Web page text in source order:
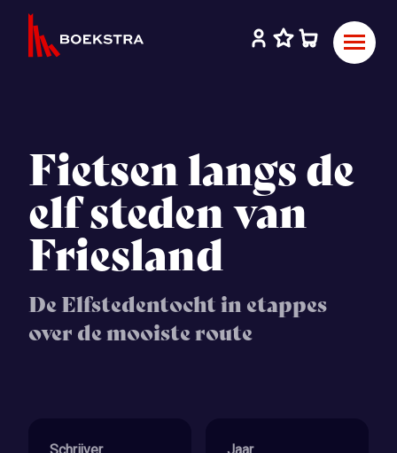
Fietsen langs de
elf steden van
Friesland
De Elfstedentocht in etappes
over de mooiste route